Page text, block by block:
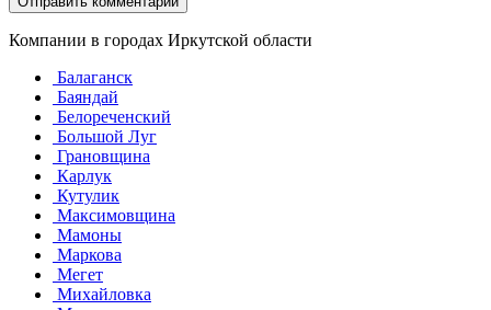
Компании в городах Иркутской области
Балаганск
Баяндай
Белореченский
Большой Луг
Грановщина
Карлук
Кутулик
Максимовщина
Мамоны
Маркова
Мегет
Михайловка